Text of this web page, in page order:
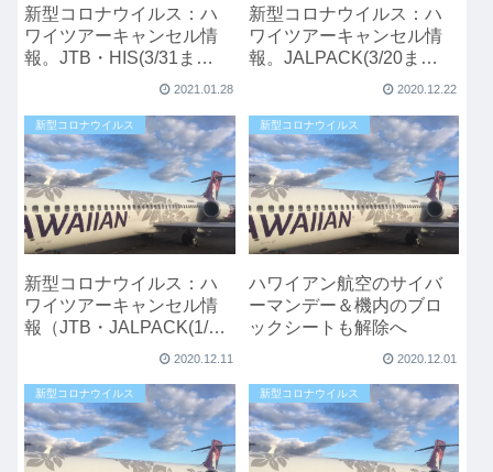
新型コロナウイルス：ハ
ワイツアーキャンセル情
報。JTB・HIS(3/31ま
で)JALPACK(3/20まで)
2021.01.28
新型コロナウイルス：ハ
ワイツアーキャンセル情
報。JALPACK(3/20ま
で)JTB・HIS(2/28まで）
2020.12.22
新型コロナウイルス
新型コロナウイルス：ハ
ワイツアーキャンセル情
報（JTB・JALPACK(1/31
まで)HIS(1/15まで)）
2020.12.11
新型コロナウイルス
ハワイアン航空のサイバ
ーマンデー＆機内のブロ
ックシートも解除へ
2020.12.01
新型コロナウイルス 新型コロナウイルス